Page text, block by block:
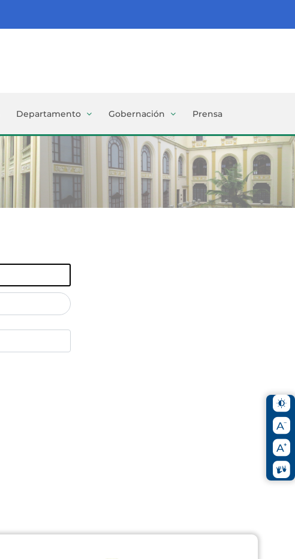
Departamento Gobernación Prensa